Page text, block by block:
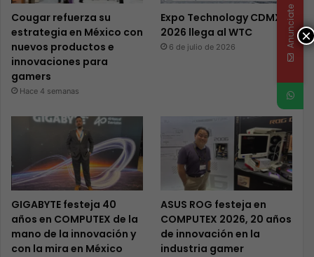
Cougar refuerza su
estrategia en México con
nuevos productos e
innovaciones para
gamers
Hace 4 semanas
Expo Technology CDMX
2026 llega al WTC
6 de julio de 2026
GIGABYTE festeja 40
años en COMPUTEX de la
mano de la innovación y
con la mira en México
ASUS ROG festeja en
COMPUTEX 2026, 20 años
de innovación en la
industria gamer
×
Anunciate